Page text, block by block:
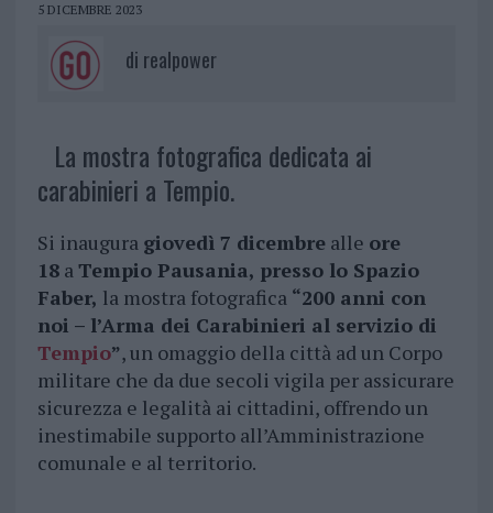
5 DICEMBRE 2023
di realpower
La mostra fotografica dedicata ai
carabinieri a Tempio.
Si inaugura giovedì 7 dicembrealle ore
18aTempio Pausania, presso lo Spazio
Faber, la mostra fotografica “200 anni con
noi – l’Arma dei Carabinieri al servizio di
Tempio”, un omaggio della città ad un Corpo
militare che da due secoli vigila per assicurare
sicurezza e legalità ai cittadini, offrendo un
inestimabile supporto all’Amministrazione
comunale e al territorio.